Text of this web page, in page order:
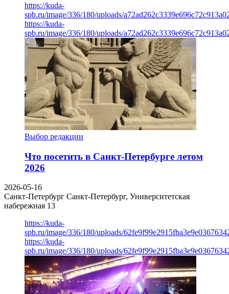
https://kuda-
spb.ru/image/336/180/uploads/
https://kuda-
spb.ru/image/336/180/uploads/
Выбор редакции
Что посетить в Санкт-Петербурге летом
2026
2026-05-16
Санкт-Петербург Санкт-Петербург, Университетская
набережная 13
https://kuda-
spb.ru/image/336/180/uploads/
https://kuda-
spb.ru/image/336/180/uploads/